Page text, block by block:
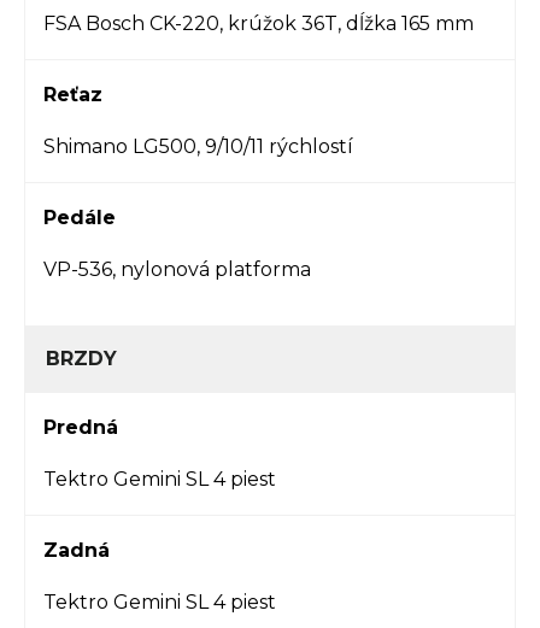
FSA Bosch CK-220, krúžok 36T, dĺžka 165 mm
Reťaz
Shimano LG500, 9/10/11 rýchlostí
Pedále
VP-536, nylonová platforma
BRZDY
Predná
Tektro Gemini SL 4 piest
Zadná
Tektro Gemini SL 4 piest